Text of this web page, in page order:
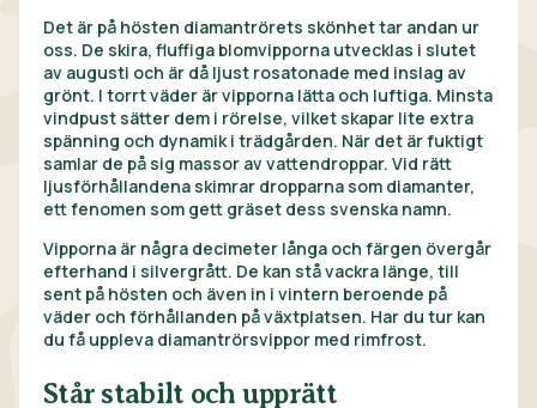
Det är på hösten diamantrörets skönhet tar andan ur
oss. De skira, fluffiga blomvipporna utvecklas i slutet
av augusti och är då ljust rosatonade med inslag av
grönt. I torrt väder är vipporna lätta och luftiga. Minsta
vindpust sätter dem i rörelse, vilket skapar lite extra
spänning och dynamik i trädgården. När det är fuktigt
samlar de på sig massor av vattendroppar. Vid rätt
ljusförhållandena skimrar dropparna som diamanter,
ett fenomen som gett gräset dess svenska namn.
Vipporna är några decimeter långa och färgen övergår
efterhand i silvergrått. De kan stå vackra länge, till
sent på hösten och även in i vintern beroende på
väder och förhållanden på växtplatsen. Har du tur kan
du få uppleva diamantrörsvippor med rimfrost.
Står stabilt och upprätt